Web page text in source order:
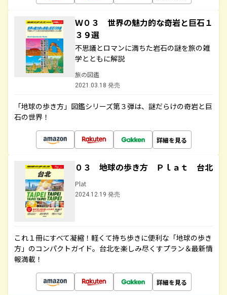
Ｗ０３ 世界の魅力的な奇岩と巨石１
３９選
不思議とロマンに満ちた岩石の謎を旅の雑
学とともに解説
旅の図鑑
2021.03.18 発売
「地球の歩き方」図鑑シリーズ第３弾は、謎だらけの奇岩と巨
石の世界！
詳細を見る
０３ 地球の歩き方 Ｐｌａｔ 台北
Plat
2024.12.19 発売
これ１冊にすべて凝縮！軽くて持ち歩きに便利な「地球の歩き
方」のコンパクトガイド。台北を楽しみ尽くすプラン＆最新情
報満載！
詳細を見る